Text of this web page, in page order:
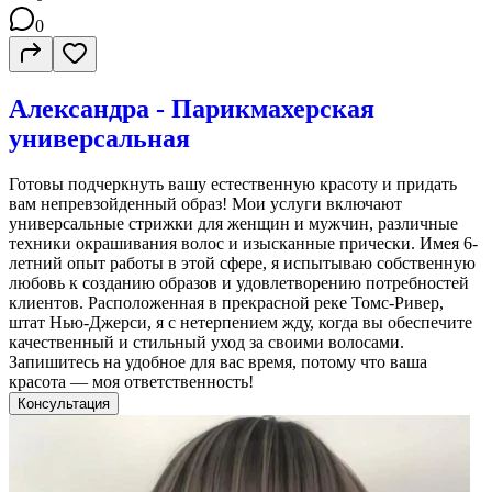
0
Александра - Парикмахерская
универсальная
Готовы подчеркнуть вашу естественную красоту и придать
вам непревзойденный образ! Мои услуги включают
универсальные стрижки для женщин и мужчин, различные
техники окрашивания волос и изысканные прически. Имея 6-
летний опыт работы в этой сфере, я испытываю собственную
любовь к созданию образов и удовлетворению потребностей
клиентов. Расположенная в прекрасной реке Томс-Ривер,
штат Нью-Джерси, я с нетерпением жду, когда вы обеспечите
качественный и стильный уход за своими волосами.
Запишитесь на удобное для вас время, потому что ваша
красота — моя ответственность!
Консультация